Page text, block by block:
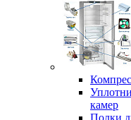
камер
Полки